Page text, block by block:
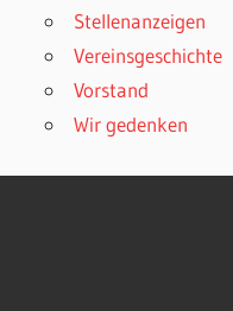
Stellenanzeigen
Vereinsgeschichte
Vorstand
Wir gedenken